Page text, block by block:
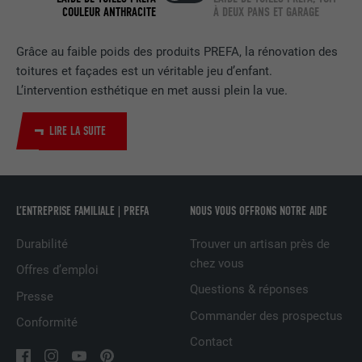
Grâce au faible poids des produits PREFA, la rénovation des
toitures et façades est un véritable jeu d’enfant.
L’intervention esthétique en met aussi plein la vue.
LIRE LA SUITE
COULEUR ANTHRACITE
À DEUX PANS ET GARAGE
L’ENTREPRISE FAMILIALE | PREFA
Durabilité
Offres d’emploi
Presse
Conformité
NOUS VOUS OFFRONS NOTRE AIDE
Trouver un artisan près de
chez vous
Questions & réponses
Commander des prospectus
Contact
EXPIRATION 2 ans
UTILITÉ
Utilisé par le service de réseau social
LinkedIn pour suivre l'utilisation de
NOM
FOURNISSEUR LinkedIn
EXPIRATION 2 ans
UTILITÉ
Utilisé par le service de réseau social
LinkedIn pour suivre l'utilisation de
services intégrés
UserMatchHistory